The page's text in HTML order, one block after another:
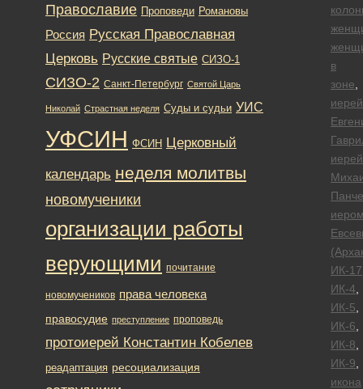
в
зоне
иерей
иерей
ИК-17
ИК-4
ИК-5
ИК-6
ИК-8
ИК-9
икона
Православие Проповеди Романовы
Россия Русская Православная
Церковь Русские святые СИЗО-1
СИЗО-2 Санкт-Петербург Святой Царь
Николай Страстная неделя Суды и судьи УИС
УФСИН ФСИН Церковный
календарь неделя молитвы
новомученики
организации работы
верующими почитание
новомучеников права человека
правосудие преступление проповедь
протоиерей Константин Кобелев
реадаптация ресоциализация